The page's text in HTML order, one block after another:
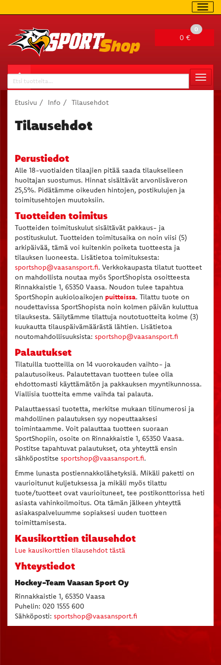
0 €
0
Haku
Valitse sivu
Etusivu Info Tilausehdot
Tilausehdot
Perustiedot
Alle 18-vuotiaiden tilaajien pitää saada tilaukselleen
huoltajan suostumus. Hinnat sisältävät arvonlisäveron
25,5%. Pidätämme oikeuden hintojen, postikulujen ja
toimitusehtojen muutoksiin.​
Tuotteiden toimitus
Tuotteiden toimituskulut sisältävät pakkaus- ja
postituskulut. Tuotteiden toimitusaika on noin viisi (5)
arkipäivää, tämä voi kuitenkin poiketa tuotteesta ja
tilauksen luoneesta. Lisätietoa toimituksesta:
sportshop@vaasansport.fi. Verkkokaupasta tilatut tuotteet
on mahdollista noutaa myös SportShopista osoitteesta
Rinnakkaistie 1, 65350 Vaasa. Noudon tulee tapahtua
SportShopin aukioloaikojen puitteissa. Tilattu tuote on
noudettavissa SportShopista noin kolmen päivän kuluttua
tilauksesta. Säilytämme tilattuja noutotuotteita kolme (3)
kuukautta tilauspäivämäärästä lähtien. Lisätietoa
noutomahdollisuuksista: sportshop@vaasansport.fi
Palautukset
Tilatuilla tuotteilla on 14 vuorokauden vaihto- ja
palautusoikeus. Palautettavan tuotteen tulee olla
ehdottomasti käyttämätön ja pakkauksen myyntikunnossa.
Viallisia tuotteita emme vaihda tai palauta.
Palauttaessasi tuotetta, merkitse mukaan tilinumerosi ja
mahdollinen palautuksen syy nopeuttaaksesi
toimintaamme. Voit palauttaa tuotteen suoraan
SportShopiin, osoite on Rinnakkaistie 1, 65350 Vaasa.
Postitse tapahtuvat palautukset, ota yhteyttä ensin
sähköpostitse sportshop@vaasansport.fi.
Emme lunasta postiennakkolähetyksiä. Mikäli paketti on
vaurioitunut kuljetuksessa ja mikäli myös tilattu
tuote/tuotteet ovat vaurioituneet, tee postikonttorissa heti
asiasta vahinkoilmoitus. Ota tämän jälkeen yhteyttä
asiakaspalveluumme sopiaksesi uuden tuotteen
toimittamisesta.
Kausikorttien tilausehdot
Lue kausikorttien tilausehdot tästä
Yhteystiedot
Hockey-Team Vaasan Sport Oy
Rinnakkaistie 1, 65350 Vaasa
Puhelin: 020 1555 600
Sähköposti: sportshop@vaasansport.fi